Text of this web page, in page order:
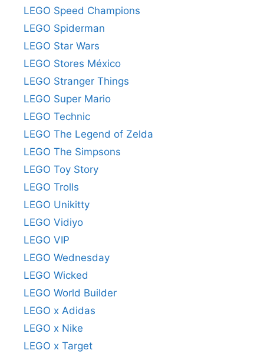
LEGO Speed Champions
LEGO Spiderman
LEGO Star Wars
LEGO Stores México
LEGO Stranger Things
LEGO Super Mario
LEGO Technic
LEGO The Legend of Zelda
LEGO The Simpsons
LEGO Toy Story
LEGO Trolls
LEGO Unikitty
LEGO Vidiyo
LEGO VIP
LEGO Wednesday
LEGO Wicked
LEGO World Builder
LEGO x Adidas
LEGO x Nike
LEGO x Target